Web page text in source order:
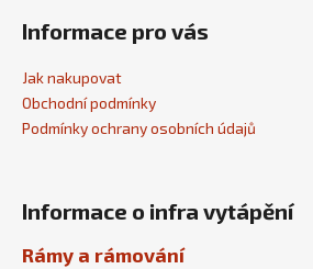
Informace pro vás
Jak nakupovat
Obchodní podmínky
Podmínky ochrany osobních údajů
Informace o infra vytápění
Rámy a rámování